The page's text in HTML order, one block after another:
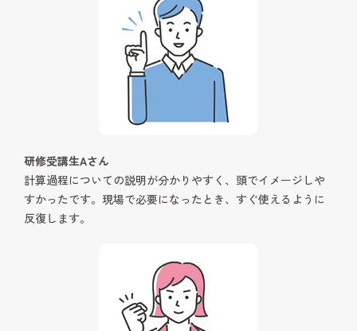
研修受講生Aさん
計算過程についての説明が分かりやすく、頭でイメージしや
すかったです。現場で必要になったとき、すぐ使えるように
反復します。